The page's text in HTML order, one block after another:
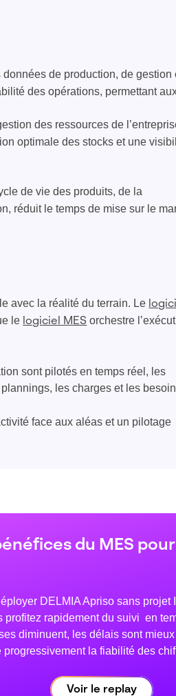
de production, de gestion
des opérations, permettant
des ressources de
optimale des stocks et une
de vie des produits, de la
réduit le temps de mise sur le
avec la réalité du terrain. Le
le logiciel MES orchestre
sont pilotés en temps réel, les
les charges et les
face aux aléas et un pilotage
du MES
DELMIA Apriso sans projet
profitez rapidement du suivi en
diminuent, les délais sont
la fiabilité des
Voir le replay